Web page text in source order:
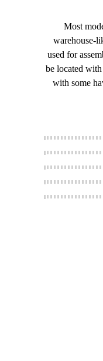
Most
warehouse-
used for
be located
with some